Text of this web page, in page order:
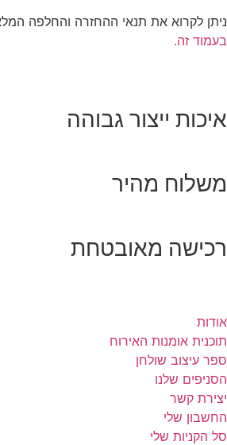
ניתן לקרוא את תנאי ההחזרה והחלפה
בעמוד זה.
איכות ייצור גבוהה
משלוח מהיר
רכישה מאובטחת
אודות
תוכנית אומנות האירוח
ספר עיצוב שולחן
הסניפים שלנו
יצירת קשר
החשבון שלי
סל הקניות שלי